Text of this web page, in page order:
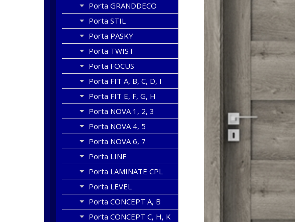
Porta GRANDDECO
Porta STIL
Porta PASKY
Porta TWIST
Porta FOCUS
Porta FIT A, B, C, D, I
Porta FIT E, F, G, H
Porta NOVA 1, 2, 3
Porta NOVA 4, 5
Porta NOVA 6, 7
Porta LINE
Porta LAMINATE CPL
Porta LEVEL
Porta CONCEPT A, B
Porta CONCEPT C, H, K